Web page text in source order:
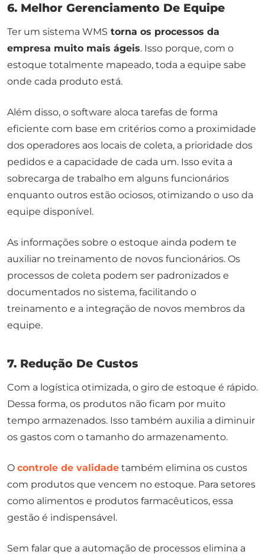
6. Melhor Gerenciamento De Equipe
Ter um sistema WMS torna os processos da
empresa muito mais ágeis. Isso porque, com o
estoque totalmente mapeado, toda a equipe sabe
onde cada produto está.
Além disso, o software aloca tarefas de forma
eficiente com base em critérios como a proximidade
dos operadores aos locais de coleta, a prioridade dos
pedidos e a capacidade de cada um. Isso evita a
sobrecarga de trabalho em alguns funcionários
enquanto outros estão ociosos, otimizando o uso da
equipe disponível.
As informações sobre o estoque ainda podem te
auxiliar no treinamento de novos funcionários. Os
processos de coleta podem ser padronizados e
documentados no sistema, facilitando o
treinamento e a integração de novos membros da
equipe.
7. Redução De Custos
Com a logística otimizada, o giro de estoque é rápido.
Dessa forma, os produtos não ficam por muito
tempo armazenados. Isso também auxilia a diminuir
os gastos com o tamanho do armazenamento.
O controle de validade também elimina os custos
com produtos que vencem no estoque. Para setores
como alimentos e produtos farmacêuticos, essa
gestão é indispensável.
Sem falar que a automação de processos elimina a